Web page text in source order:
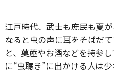
江戸時代、武士も庶民も夏
なると虫の声に耳をそばだ
と、茣蓙やお酒などを持参
に“虫聴き”に出かける人は少